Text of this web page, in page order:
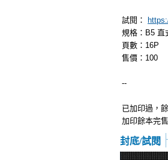
試閱：
規格：B5 直
頁數：16P
售價：100
--
已加印過，
加印餘本完
封底/試閱